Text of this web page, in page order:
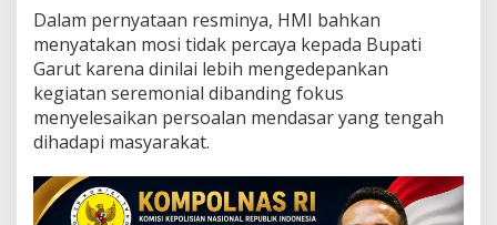
G
a
r
u
t
,
K
i
r
a
b
Dalam pernyataan resminya, HMI bahkan
menyatakan mosi tidak percaya kepada Bupati
Garut karena dinilai lebih mengedepankan
kegiatan seremonial dibanding fokus
menyelesaikan persoalan mendasar yang tengah
dihadapi masyarakat.